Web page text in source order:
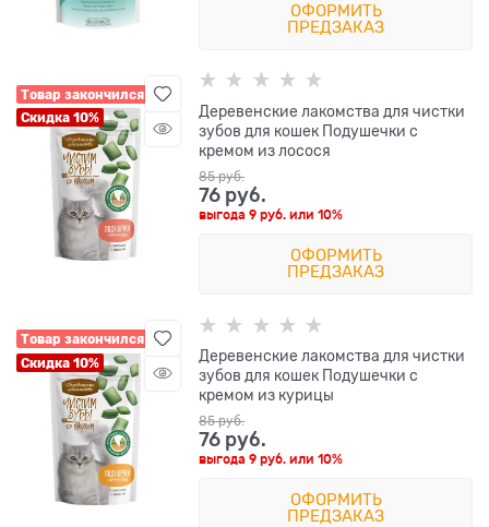
ОФОРМИТЬ
ПРЕДЗАКАЗ
Товар закончился
Скидка 10%
Деревенские лакомства для чистки
зубов для кошек Подушечки с
кремом из лосося
85 руб.
76 руб.
выгода9 руб. или10%
ОФОРМИТЬ
ПРЕДЗАКАЗ
Товар закончился
Скидка 10%
Деревенские лакомства для чистки
зубов для кошек Подушечки с
кремом из курицы
85 руб.
76 руб.
выгода9 руб. или10%
ОФОРМИТЬ
ПРЕДЗАКАЗ